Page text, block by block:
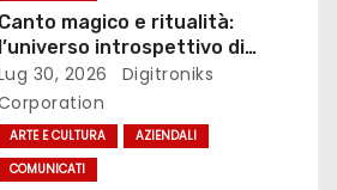
Canto magico e ritualità:
l’universo introspettivo di
30, 2026
Digitroniks
ARTE E CULTURA
AZIENDALI
COMUNICATI